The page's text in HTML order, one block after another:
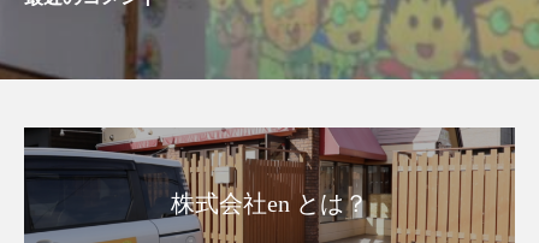
株式会社en とは？